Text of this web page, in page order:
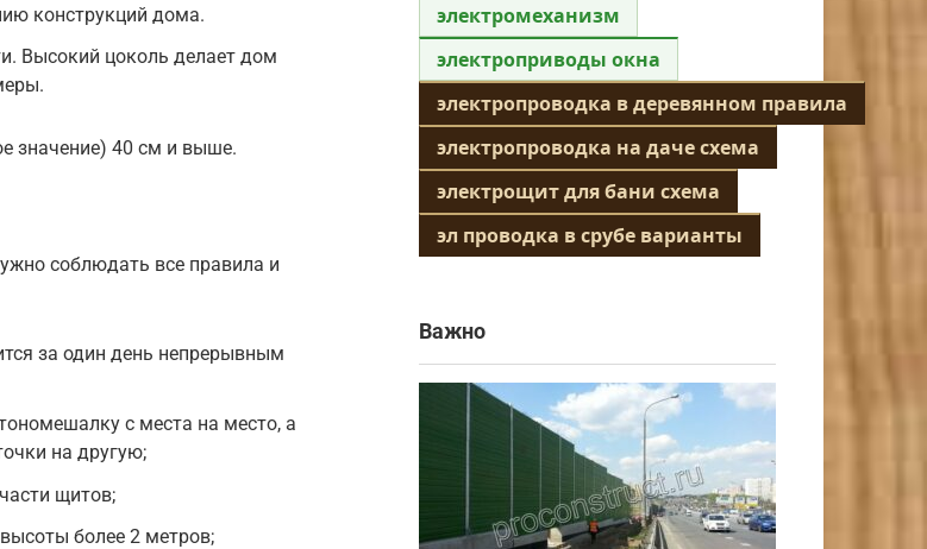
конструкций дома.
Высокий цоколь делает дом
значение) 40 см и выше.
соблюдать все правила и
за один день непрерывным
с места на место, а
на другую;
щитов;
более 2 метров;
электромеханизм
электроприводы окна
электропроводка в деревянном правила
электропроводка на даче схема
электрощит для бани схема
эл проводка в срубе варианты
Важно